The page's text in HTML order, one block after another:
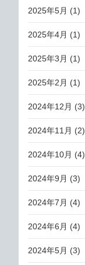
2025年5月 (1)
2025年4月 (1)
2025年3月 (1)
2025年2月 (1)
2024年12月 (3)
2024年11月 (2)
2024年10月 (4)
2024年9月 (3)
2024年7月 (4)
2024年6月 (4)
2024年5月 (3)